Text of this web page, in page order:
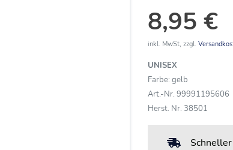
8,95 €
inkl. MwSt, zzgl.
UNISEX
Farbe: gelb
Art.-Nr. 99991195606
Herst. Nr. 38501